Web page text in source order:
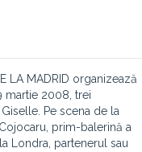
LA MADRID organizează
martie 2008, trei
Pe scena de la
prim-balerină a
Londra, partenerul sau